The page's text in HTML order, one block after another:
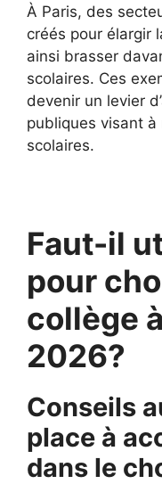
À Paris, des
créés pour élargir
ainsi brasser
scolaires. Ces
devenir un levier
publiques visant
scolaires.
Faut-il
pour
collège
2026?
Conseils
place à
dans le